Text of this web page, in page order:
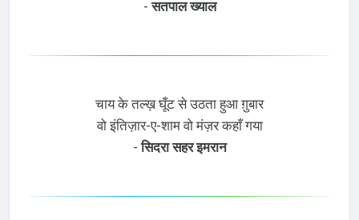
-सतपाल ख्याल
चाय के तल्ख़ घूँट से उठता हुआ ग़ुबार
वो इंतिज़ार-ए-शाम वो मंज़र कहाँ गया
-सिदरा सहर इमरान